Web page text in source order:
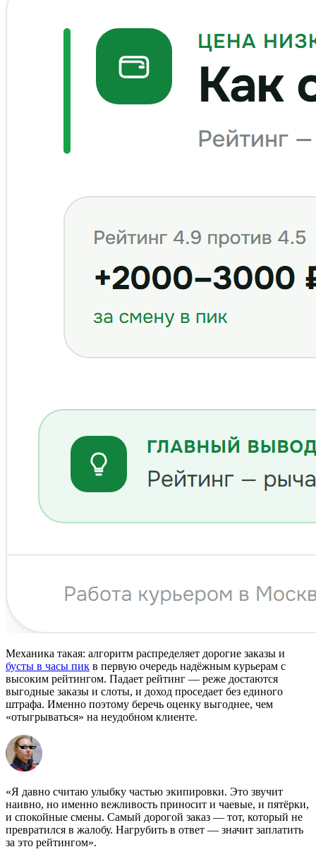
Механика такая: алгоритм распределяет дорогие заказы и
бусты в часы пик в первую очередь надёжным курьерам с
высоким рейтингом. Падает рейтинг — реже достаются
выгодные заказы и слоты, и доход проседает без единого
штрафа. Именно поэтому беречь оценку выгоднее, чем
«отыгрываться» на неудобном клиенте.
«Я давно считаю улыбку частью экипировки. Это звучит
наивно, но именно вежливость приносит и чаевые, и пятёрки,
и спокойные смены. Самый дорогой заказ — тот, который не
превратился в жалобу. Нагрубить в ответ — значит заплатить
за это рейтингом».